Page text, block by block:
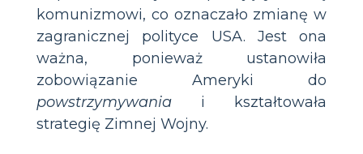
komunizmowi, co oznaczało zmianę w
zagranicznej polityce USA. Jest ona
ważna, ponieważ ustanowiła
zobowiązanie Ameryki do
powstrzymywania i kształtowała
strategię Zimnej Wojny.